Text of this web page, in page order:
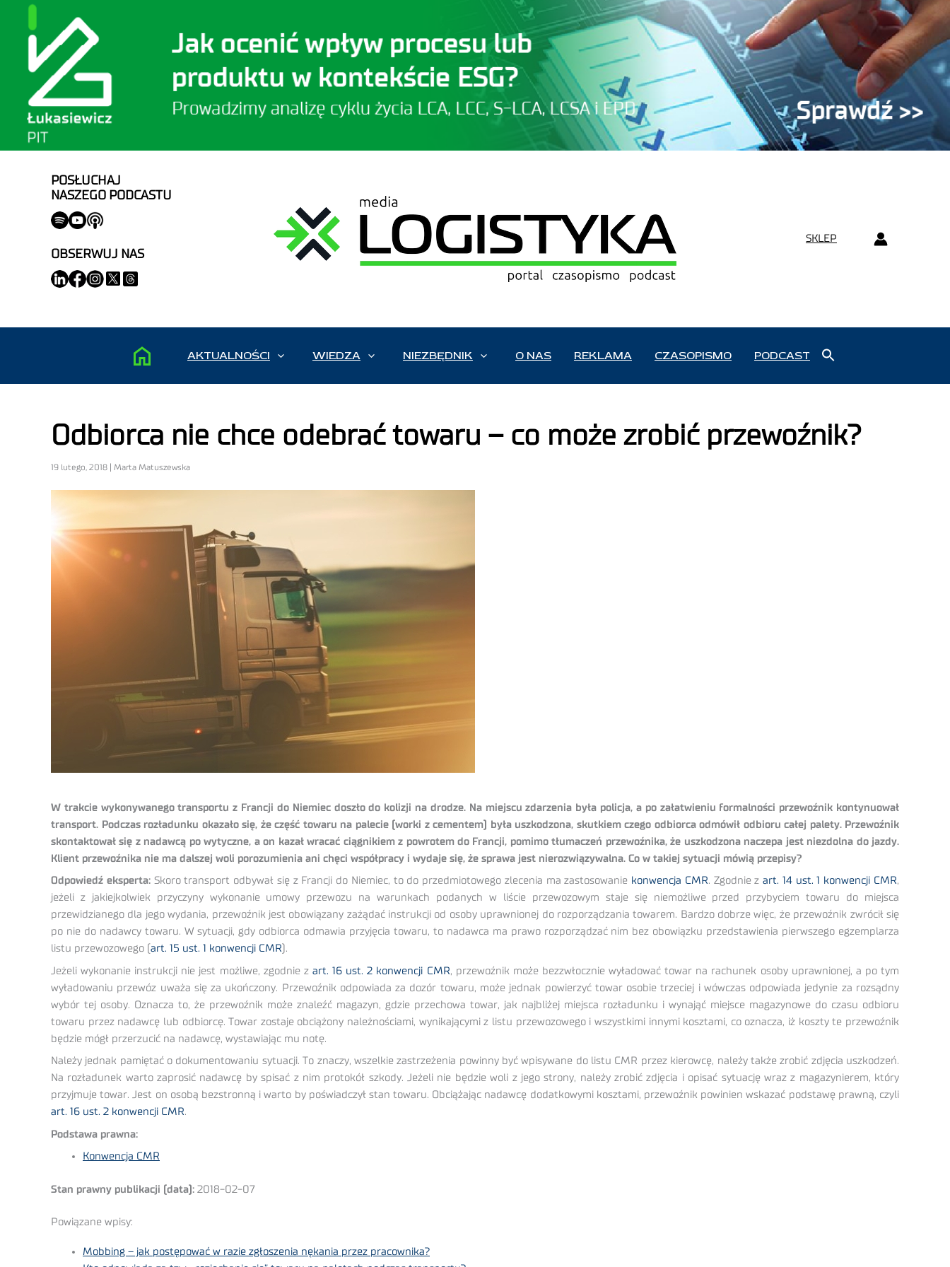
POSŁUCHAJ
NASZEGO PODCASTU
OBSERWUJ NAS
SKLEP
AKTUALNOŚCI WIEDZA NIEZBĘDNIK O NAS REKLAMA CZASOPISMO PODCAST
Odbiorca nie chce odebrać towaru – co może zrobić przewoźnik?
19 lutego, 2018 | Marta Matuszewska
W trakcie wykonywanego transportu z Francji do Niemiec doszło do kolizji na drodze. Na miejscu zdarzenia była policja, a po załatwieniu formalności przewoźnik kontynuował
transport. Podczas rozładunku okazało się, że część towaru na palecie (worki z cementem) była uszkodzona, skutkiem czego odbiorca odmówił odbioru całej palety. Przewoźnik
skontaktował się z nadawcą po wytyczne, a on kazał wracać ciągnikiem z powrotem do Francji, pomimo tłumaczeń przewoźnika, że uszkodzona naczepa jest niezdolna do jazdy.
Klient przewoźnika nie ma dalszej woli porozumienia ani chęci współpracy i wydaje się, że sprawa jest nierozwiązywalna. Co w takiej sytuacji mówią przepisy?
Odpowiedź eksperta: Skoro transport odbywał się z Francji do Niemiec, to do przedmiotowego zlecenia ma zastosowanie konwencja CMR. Zgodnie zart. 14 ust. 1 konwencji CMR,
jeżeli z jakiejkolwiek przyczyny wykonanie umowy przewozu na warunkach podanych w liście przewozowym staje się niemożliwe przed przybyciem towaru do miejsca
przewidzianego dla jego wydania, przewoźnik jest obowiązany zażądać instrukcji od osoby uprawnionej do rozporządzania towarem. Bardzo dobrze więc, że przewoźnik zwrócił się
po nie do nadawcy towaru. W sytuacji, gdy odbiorca odmawia przyjęcia towaru, to nadawca ma prawo rozporządzać nim bez obowiązku przedstawienia pierwszego egzemplarza
listu przewozowego ( art. 15 ust. 1 konwencji CMR ).
Jeżeli wykonanie instrukcji nie jest możliwe, zgodnie z art. 16 ust. 2 konwencji CMR, przewoźnik może bezzwłocznie wyładować towar na rachunek osoby uprawnionej, a po tym
wyładowaniu przewóz uważa się za ukończony. Przewoźnik odpowiada za dozór towaru, może jednak powierzyć towar osobie trzeciej i wówczas odpowiada jedynie za rozsądny
wybór tej osoby. Oznacza to, że przewoźnik może znaleźć magazyn, gdzie przechowa towar, jak najbliżej miejsca rozładunku i wynająć miejsce magazynowe do czasu odbioru
towaru przez nadawcę lub odbiorcę. Towar zostaje obciążony należnościami, wynikającymi z listu przewozowego i wszystkimi innymi kosztami, co oznacza, iż koszty te przewoźnik
będzie mógł przerzucić na nadawcę, wystawiając mu notę.
Należy jednak pamiętać o dokumentowaniu sytuacji. To znaczy, wszelkie zastrzeżenia powinny być wpisywane do listu CMR przez kierowcę, należy także zrobić zdjęcia uszkodzeń.
Na rozładunek warto zaprosić nadawcę by spisać z nim protokół szkody. Jeżeli nie będzie woli z jego strony, należy zrobić zdjęcia i opisać sytuację wraz z magazynierem, który
przyjmuje towar. Jest on osobą bezstronną i warto by poświadczył stan towaru. Obciążając nadawcę dodatkowymi kosztami, przewoźnik powinien wskazać podstawę prawną, czyli
art. 16 ust. 2 konwencji CMR.
Podstawa prawna:
Konwencja CMR
Stan prawny publikacji (data): 2018-02-07
Powiązane wpisy:
Mobbing – jak postępować w razie zgłoszenia nękania przez pracownika?